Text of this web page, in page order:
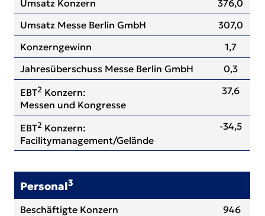
Umsatz Konzern
376,0
Umsatz Messe Berlin GmbH
307,0
Konzerngewinn
1,7
Jahresüberschuss Messe Berlin GmbH
0,3
EBT2 Konzern:
Messen und Kongresse
37,6
EBT2 Konzern:
Facilitymanagement/Gelände
-34,5
Personal3
Beschäftigte Konzern
946